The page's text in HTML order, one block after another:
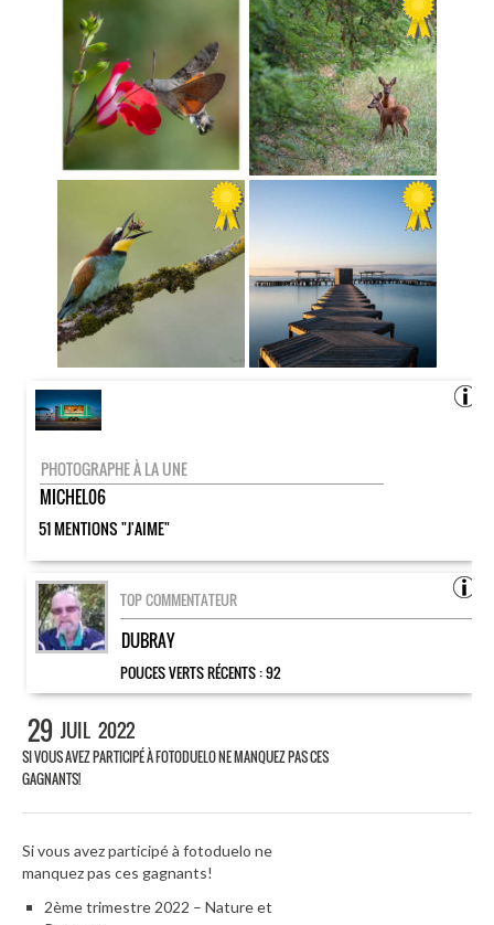
PHOTOGRAPHE À LA UNE
MICHEL06
51 MENTIONS "J'AIME"
TOP COMMENTATEUR
DUBRAY
POUCES VERTS RÉCENTS :92
29 JUIL 2022
SI VOUS AVEZ PARTICIPÉ À FOTODUELO NE MANQUEZ PAS CES
GAGNANTS!
Si vous avez participé à fotoduelo ne
manquez pas ces gagnants!
2ème trimestre 2022 – Nature et